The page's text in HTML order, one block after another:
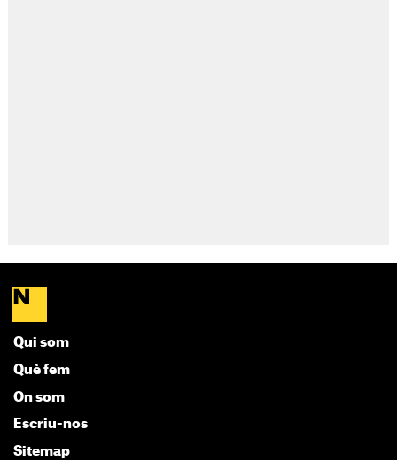
Qui som
Què fem
On som
Escriu-nos
Sitemap